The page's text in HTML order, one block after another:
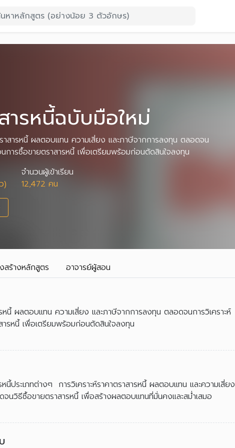
ารหนี้ฉบับมือใหม่
าสารหนี้ ผลตอบแทน ความเสี่ยง และภาษีจากการลงทุน ตลอดจน
นการซื้อขายตราสารหนี้ เพื่อเตรียมพร้อมก่อนตัดสินใจลงทุน
)
จำนวนผู้เข้าเรียน
12,472 คน
สร้างหลักสูตร อาจารย์ผู้สอน
หนี้ ผลตอบแทน ความเสี่ยง และภาษีจากการลงทุน ตลอดจนการวิเคราะห์
ารหนี้ เพื่อเตรียมพร้อมก่อนตัดสินใจลงทุน
นี้ประเภทต่างๆ การวิเคราะห์ราคาตราสารหนี้ ผลตอบแทน และความเสี่ยง
นวิธีซื้อขายตราสารหนี้ เพื่อสร้างผลตอบแทนที่มั่นคงและสม่ำเสมอ